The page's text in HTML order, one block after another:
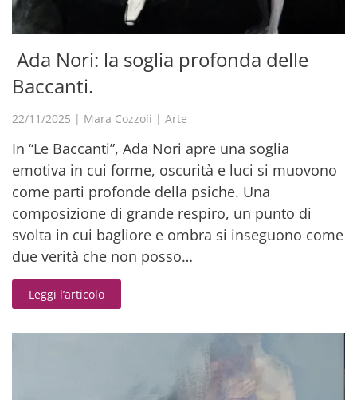
Ada Nori: la soglia profonda delle
Baccanti.
22/11/2025 | Mara Cozzoli | Arte
In “Le Baccanti”, Ada Nori apre una soglia
emotiva in cui forme, oscurità e luci si muovono
come parti profonde della psiche. Una
composizione di grande respiro, un punto di
svolta in cui bagliore e ombra si inseguono come
due verità che non posso…
Leggi l’articolo